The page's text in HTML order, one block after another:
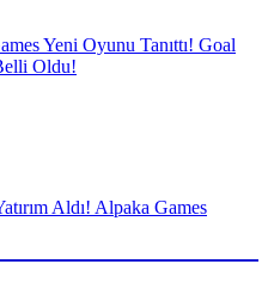
Yeni Oyunu Tanıttı! Goal
Oldu!
Aldı! Alpaka Games